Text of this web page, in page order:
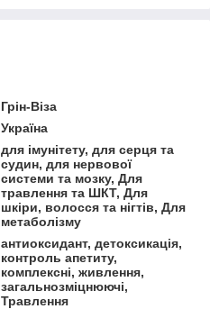
Грін-Віза
Україна
для імунітету, для серця та
судин, для нервової
системи та мозку, Для
травлення та ШКТ, Для
шкіри, волосся та нігтів, Для
метаболізму
антиоксидант, детоксикація,
контроль апетиту,
комплексні, живлення,
загальнозміцнюючі,
Травлення